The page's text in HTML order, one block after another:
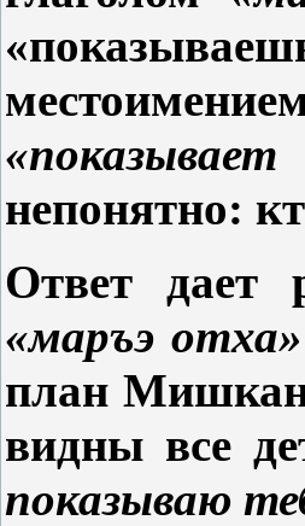
непонятно:
Ответ
«маръэ отха»
план
видны все
показываю